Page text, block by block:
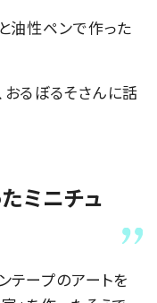
油性ペンで作った
るぼるそさんに話
ミニチュ
テープのアートを